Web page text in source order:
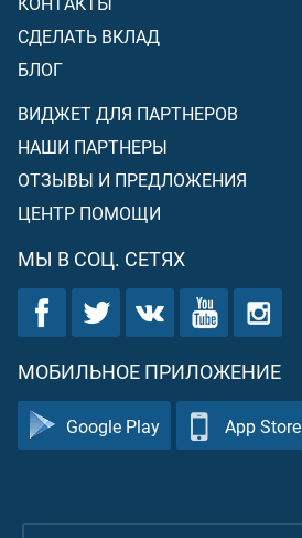
СДЕЛАТЬ ВКЛАД
БЛОГ
ВИДЖЕТ ДЛЯ ПАРТНЕРОВ
НАШИ ПАРТНЕРЫ
ОТЗЫВЫ И ПРЕДЛОЖЕНИЯ
ЦЕНТР ПОМОЩИ
МЫ В СОЦ. СЕТЯХ
МОБИЛЬНОЕ ПРИЛОЖЕНИЕ
Google Play App Store